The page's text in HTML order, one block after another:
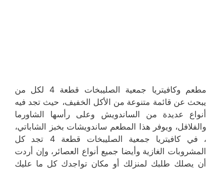
مطعم وكافيتريا جمعية الصليبخات قطعة 4 لكل من
يبحث عن قائمة متنوعة من الأكل الخفيف، حيث تجد فيه
أنواع عديدة من الساندويش وعلى رأسها الشاورما
والفلافل، ويوفر هذا المطعم ساندويشات بخبز الشاباتي،
، في كافيتريا جمعية الصليبخات قطعة 4 تجد كل
المشروبات الغازية وأيضا جميع أنواع العصائر، وإن أردت
أن يصلك طلبك لمنزلك أو مكان تواجدك كل ما عليك